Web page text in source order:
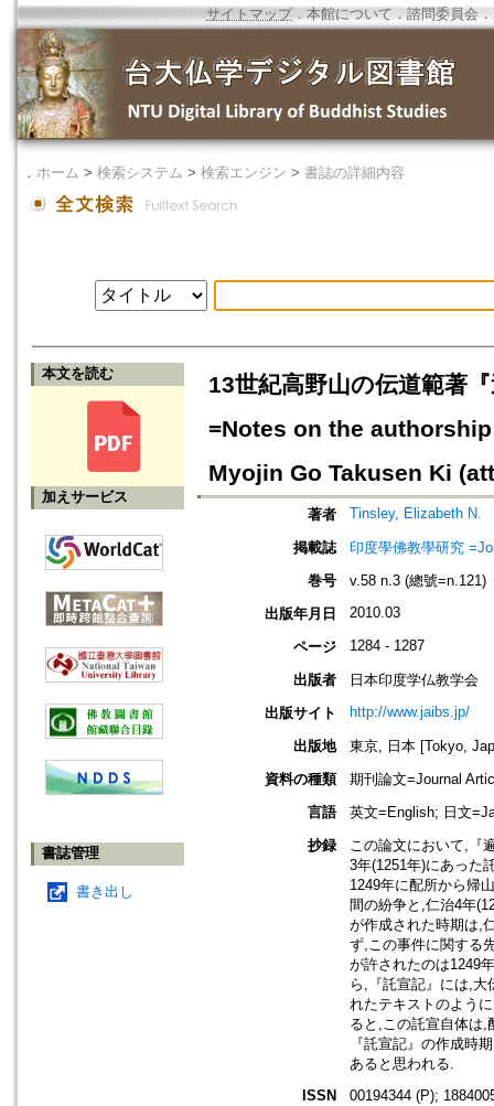
サイトマップ．本館について ． 諮問委員会 ．
． ホーム > 検索システム > 検索エンジン > 書誌の詳細内容
本文を読む
加えサービス
書誌管理
書き出し
13世紀高野山の伝道範著
=Notes on the
Myojin Go Takusen Ki
著者 Tinsley, Elizabeth N.
掲載誌
印度學佛教學研究
巻号
v.58 n.3 (總號=n.121)
出版年月日
2010.03
ページ 1284 - 1287
出版者
日本印度学仏教学会
出版サイト
http://www.jaibs.jp/
出版地
東京, 日本 [Tokyo,
資料の種類
期刊論文=Journal
言語
英文=English; 日文
抄録
この論文において,『
3年(1251年)にあった
1249年に配所から帰
間の紛争と,仁治4年
が作成された時期は,
ず,この事件に関する
が許されたのは1249
ら,『託宣記』には,
れたテキストのよう
ると,この託宣自体は,
『託宣記』の作成時
あると思われる.
ISSN
00194344 (P);